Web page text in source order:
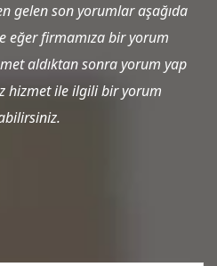
gelen son yorumlar aşağıda
eğer firmamıza bir yorum
aldıktan sonra yorum yap
hizmet ile ilgili bir yorum